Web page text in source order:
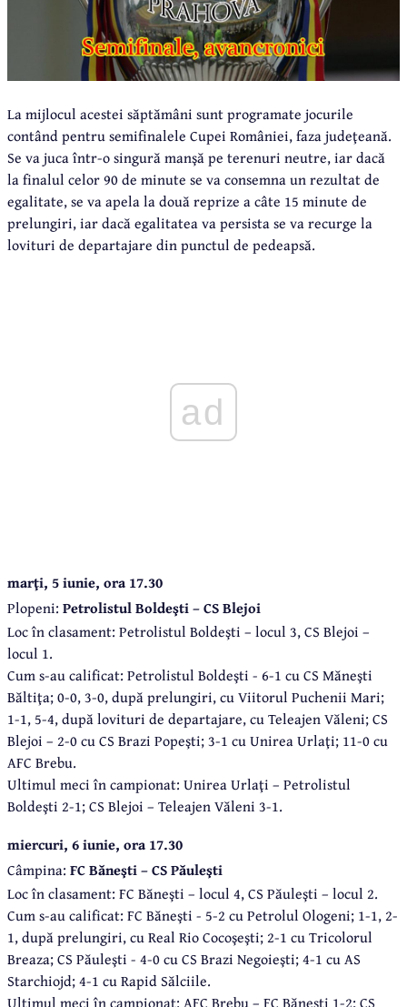
La mijlocul acestei săptămâni sunt programate jocurile
contând pentru semifinalele Cupei României, faza judeţeană.
Se va juca într-o singură manşă pe terenuri neutre, iar dacă
la finalul celor 90 de minute se va consemna un rezultat de
egalitate, se va apela la două reprize a câte 15 minute de
prelungiri, iar dacă egalitatea va persista se va recurge la
lovituri de departajare din punctul de pedeapsă.
ad
marţi, 5 iunie, ora 17.30
Plopeni: Petrolistul Boldeşti – CS Blejoi
Loc în clasament: Petrolistul Boldeşti – locul 3, CS Blejoi –
locul 1.
Cum s-au calificat: Petrolistul Boldeşti - 6-1 cu CS Măneşti
Băltiţa; 0-0, 3-0, după prelungiri, cu Viitorul Puchenii Mari;
1-1, 5-4, după lovituri de departajare, cu Teleajen Văleni; CS
Blejoi – 2-0 cu CS Brazi Popeşti; 3-1 cu Unirea Urlaţi; 11-0 cu
AFC Brebu.
Ultimul meci în campionat: Unirea Urlaţi – Petrolistul
Boldeşti 2-1; CS Blejoi – Teleajen Văleni 3-1.
miercuri, 6 iunie, ora 17.30
Câmpina: FC Băneşti – CS Păuleşti
Loc în clasament: FC Băneşti – locul 4, CS Păuleşti – locul 2.
Cum s-au calificat: FC Băneşti - 5-2 cu Petrolul Ologeni; 1-1, 2-
1, după prelungiri, cu Real Rio Cocoşeşti; 2-1 cu Tricolorul
Breaza; CS Păuleşti - 4-0 cu CS Brazi Negoieşti; 4-1 cu AS
Starchiojd; 4-1 cu Rapid Sălciile.
Ultimul meci în campionat: AFC Brebu – FC Băneşti 1-2; CS